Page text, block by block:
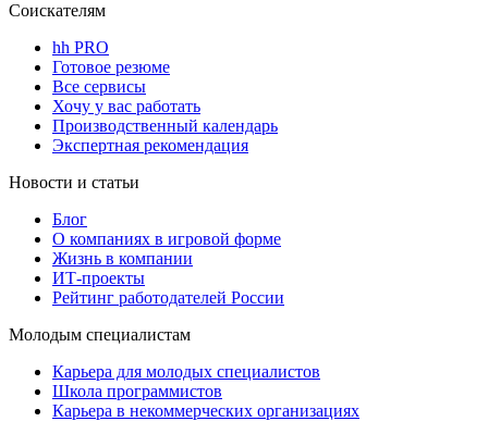
Соискателям
hh PRO
Готовое резюме
Все сервисы
Хочу у вас работать
Производственный календарь
Экспертная рекомендация
Новости и статьи
Блог
О компаниях в игровой форме
Жизнь в компании
ИТ-проекты
Рейтинг работодателей России
Молодым специалистам
Карьера для молодых специалистов
Школа программистов
Карьера в некоммерческих организациях